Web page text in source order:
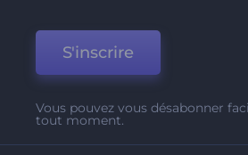
S'inscrire
Vous pouvez vous désabonner
tout moment.